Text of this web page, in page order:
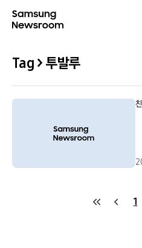
Tag > 투발루
1